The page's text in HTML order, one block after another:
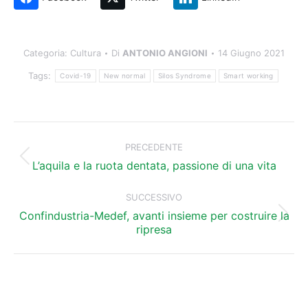
Categoria: Cultura Di ANTONIO ANGIONI 14 Giugno 2021
Tags: Covid-19 New normal Silos Syndrome Smart working
tra
PRECEDENTE
Post
precedente:
L’aquila e la ruota dentata, passione di una vita
SUCCESSIVO
Prossimo
post:
Confindustria-Medef, avanti insieme per costruire la
ripresa